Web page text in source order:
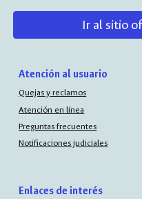
Ir al sitio
Atención al usuario
Quejas y reclamos
Atención en línea
Preguntas frecuentes
Notificaciones judiciales
Enlaces de interés